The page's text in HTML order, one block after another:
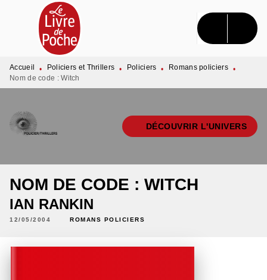
MENU RECHERCHE CONTENU
PIED DE PAGE
Accueil • Policiers et Thrillers • Policiers • Romans policiers •
Nom de code : Witch
DÉCOUVRIR L'UNIVERS
NOM DE CODE : WITCH
IAN RANKIN
12/05/2004 ROMANS POLICIERS